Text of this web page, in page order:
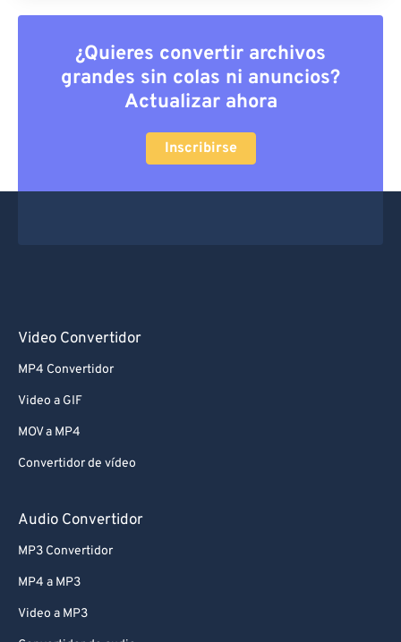
¿Quieres convertir archivos
grandes sin colas ni anuncios?
Actualizar ahora
Inscribirse
Video Convertidor
MP4 Convertidor
Video a GIF
MOV a MP4
Convertidor de vídeo
Audio Convertidor
MP3 Convertidor
MP4 a MP3
Video a MP3